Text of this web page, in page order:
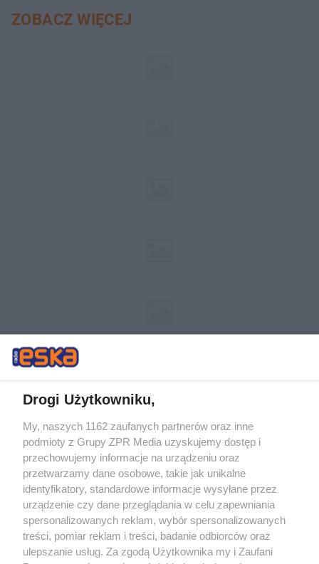
ZOBACZ WIĘCEJ
Żaden utwór zamieszczony w serwisie nie może być powielany i
rozpowszechniany lub dalej rozpowszechniany w jakikolwiek sposób (w
tym także elektroniczny lub mechaniczny) na jakimkolwiek polu
eksploatacji w jakiejkolwiek formie, włącznie z umieszczaniem w
Internecie bez pisemnej zgody właściciela praw. Jakiekolwiek użycie lub
wykorzystanie utworów w całości lub w części z naruszeniem prawa,
tzn. bez właściwej zgody, jest zabronione pod groźbą kary i może być
ścigane prawnie.
Drogi Użytkowniku,
My, naszych 1162 zaufanych partnerów oraz inne
podmioty z Grupy ZPR Media uzyskujemy dostęp i
przechowujemy informacje na urządzeniu oraz
przetwarzamy dane osobowe, takie jak unikalne
identyfikatory, standardowe informacje wysyłane przez
urządzenie czy dane przeglądania w celu zapewniania
spersonalizowanych reklam, wybór spersonalizowanych
treści, pomiar reklam i treści, badanie odbiorców oraz
ulepszanie usług. Za zgodą Użytkownika my i Zaufani